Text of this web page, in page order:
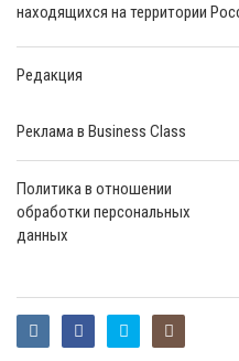
находящихся на территории
Редакция
Реклама в Business Class
Политика в отношении
обработки персональных
данных